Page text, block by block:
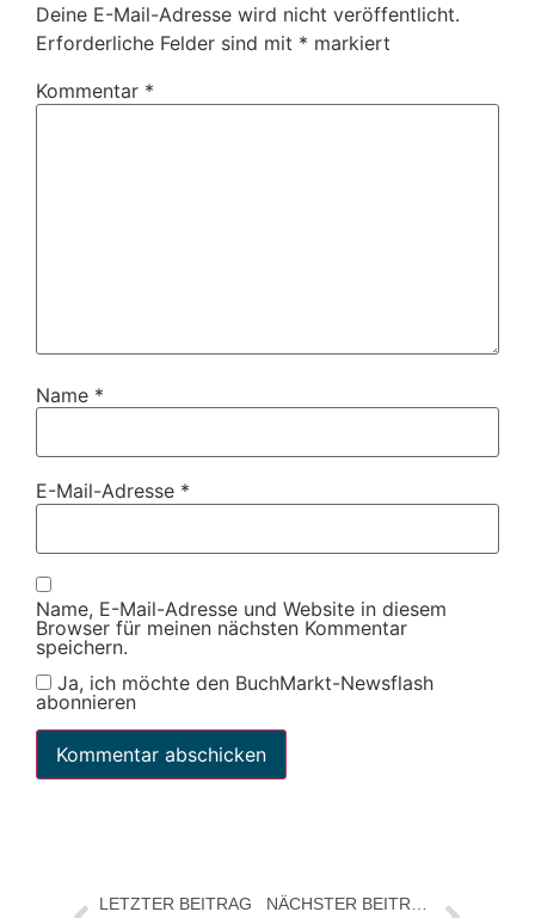
Deine E-Mail-Adresse wird nicht veröffentlicht.
Erforderliche Felder sind mit * markiert
Kommentar *
Name *
E-Mail-Adresse *
Name, E-Mail-Adresse und Website in diesem
Browser für meinen nächsten Kommentar
speichern.
Ja, ich möchte den BuchMarkt-Newsflash
abonnieren
LETZTER BEITRAG